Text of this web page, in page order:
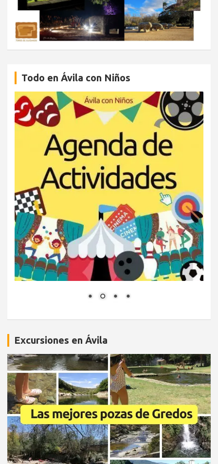
Todo en Ávila con Niños
Excursiones en Ávila